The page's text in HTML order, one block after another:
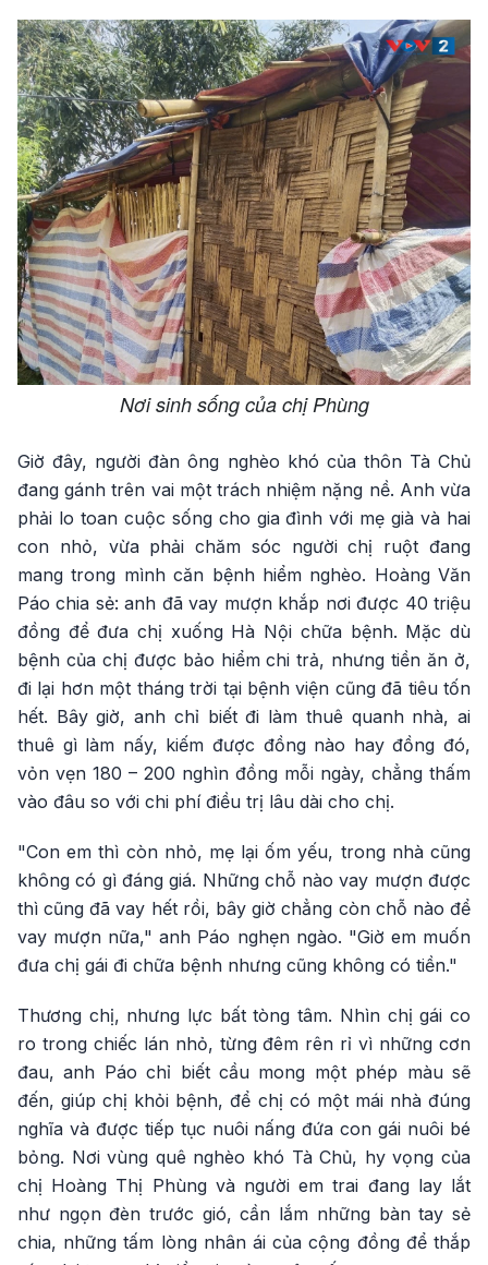
Nơi sinh sống của chị Phùng
Giờ đây, người đàn ông nghèo khó của thôn Tà Chủ
đang gánh trên vai một trách nhiệm nặng nề. Anh vừa
phải lo toan cuộc sống cho gia đình với mẹ già và hai
con nhỏ, vừa phải chăm sóc người chị ruột đang
mang trong mình căn bệnh hiểm nghèo. Hoàng Văn
Páo chia sẻ: anh đã vay mượn khắp nơi được 40 triệu
đồng để đưa chị xuống Hà Nội chữa bệnh. Mặc dù
bệnh của chị được bảo hiểm chi trả, nhưng tiền ăn ở,
đi lại hơn một tháng trời tại bệnh viện cũng đã tiêu tốn
hết. Bây giờ, anh chỉ biết đi làm thuê quanh nhà, ai
thuê gì làm nấy, kiếm được đồng nào hay đồng đó,
vỏn vẹn 180 – 200 nghìn đồng mỗi ngày, chẳng thấm
vào đâu so với chi phí điều trị lâu dài cho chị.
"Con em thì còn nhỏ, mẹ lại ốm yếu, trong nhà cũng
không có gì đáng giá. Những chỗ nào vay mượn được
thì cũng đã vay hết rồi, bây giờ chẳng còn chỗ nào để
vay mượn nữa," anh Páo nghẹn ngào. "Giờ em muốn
đưa chị gái đi chữa bệnh nhưng cũng không có tiền."
Thương chị, nhưng lực bất tòng tâm. Nhìn chị gái co
ro trong chiếc lán nhỏ, từng đêm rên rỉ vì những cơn
đau, anh Páo chỉ biết cầu mong một phép màu sẽ
đến, giúp chị khỏi bệnh, để chị có một mái nhà đúng
nghĩa và được tiếp tục nuôi nấng đứa con gái nuôi bé
bỏng. Nơi vùng quê nghèo khó Tà Chủ, hy vọng của
chị Hoàng Thị Phùng và người em trai đang lay lắt
như ngọn đèn trước gió, cần lắm những bàn tay sẻ
chia, những tấm lòng nhân ái của cộng đồng để thắp